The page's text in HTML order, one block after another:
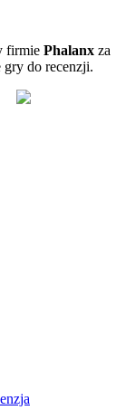
firmie Phalanx za
gry do recenzji.